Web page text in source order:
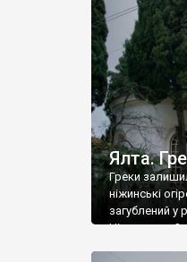
Херсонесу
Ялта.
Греки
ніжинські
загублений у
Ніжин греки?